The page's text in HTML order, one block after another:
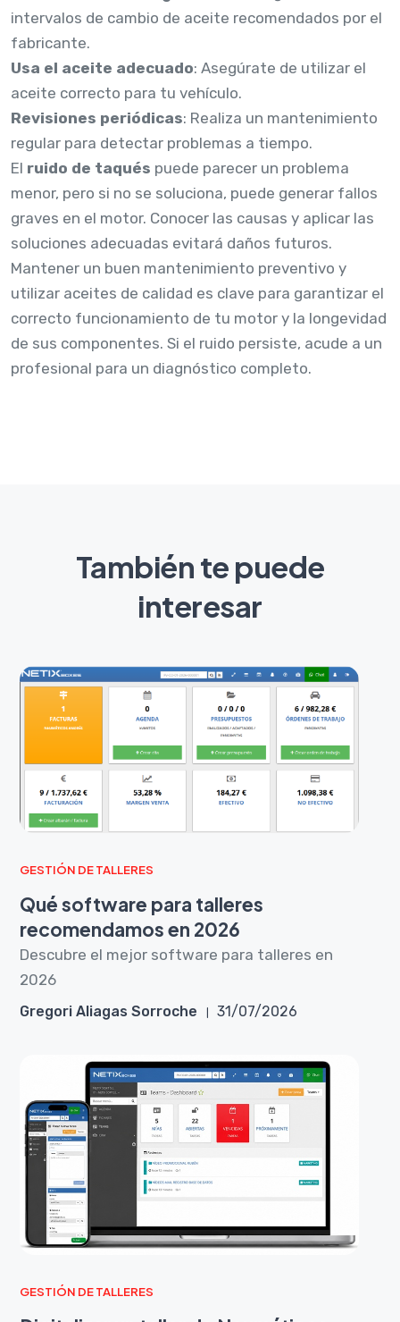
intervalos de cambio de aceite recomendados por el
fabricante.
Usa el aceite adecuado: Asegúrate de utilizar el
aceite correcto para tu vehículo.
Revisiones periódicas: Realiza un mantenimiento
regular para detectar problemas a tiempo.
El ruido de taqués puede parecer un problema
menor, pero si no se soluciona, puede generar fallos
graves en el motor. Conocer las causas y aplicar las
soluciones adecuadas evitará daños futuros.
Mantener un buen mantenimiento preventivo y
utilizar aceites de calidad es clave para garantizar el
correcto funcionamiento de tu motor y la longevidad
de sus componentes. Si el ruido persiste, acude a un
profesional para un diagnóstico completo.
También te puede
interesar
GESTIÓN DE TALLERES
Qué software para talleres
recomendamos en 2026
Descubre el mejor software para talleres en
2026
Gregori Aliagas Sorroche 31/07/2026
GESTIÓN DE TALLERES